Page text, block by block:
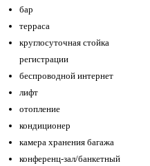
бар
терраса
круглосуточная стойка
регистрации
беспроводной интернет
лифт
отопление
кондиционер
камера хранения багажа
конференц-зал/банкетный